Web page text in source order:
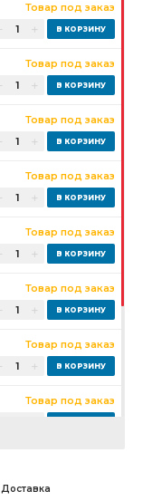
Товар под заказ
Товар под заказ
Товар под заказ
Товар под заказ
Товар под заказ
Товар под заказ
Товар под заказ
Товар под заказ
Доставка